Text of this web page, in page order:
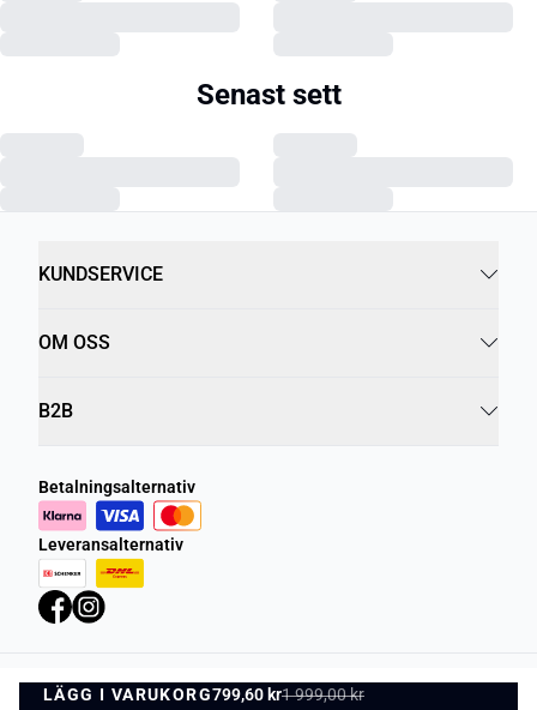
LÄGG I VARUKORG799,60 kr1 999,00 kr
Senast sett
KUNDSERVICE
OM OSS
B2B
Betalningsalternativ
Leveransalternativ
Integritetspolicy Villkor